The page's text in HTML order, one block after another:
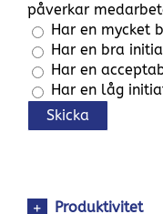
påverkar
Har en mycket
Har en bra
Har en
Har en låg
Skicka
Produktivitet